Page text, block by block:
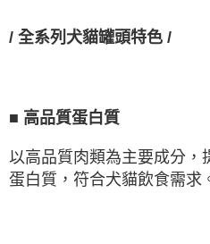
/ 全系列犬貓罐頭特色 /
■ 高品質蛋白質
以高品質肉類為主要成分，
蛋白質，符合犬貓飲食需求